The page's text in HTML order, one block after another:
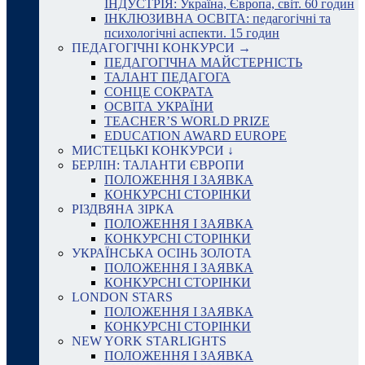
ІНДУСТРІЯ: Україна, Європа, світ. 60 годин
ІНКЛЮЗИВНА ОСВІТА: педагогічні та
психологічні аспекти. 15 годин
ПЕДАГОГІЧНІ КОНКУРСИ →
ПЕДАГОГІЧНА МАЙСТЕРНІСТЬ
ТАЛАНТ ПЕДАГОГА
СОНЦЕ СОКРАТА
ОСВІТА УКРАЇНИ
TEACHER’S WORLD PRIZE
EDUCATION AWARD EUROPE
МИСТЕЦЬКІ КОНКУРСИ ↓
БЕРЛІН: ТАЛАНТИ ЄВРОПИ
ПОЛОЖЕННЯ І ЗАЯВКА
КОНКУРСНІ СТОРІНКИ
РІЗДВЯНА ЗІРКА
ПОЛОЖЕННЯ І ЗАЯВКА
КОНКУРСНІ СТОРІНКИ
УКРАЇНСЬКА ОСІНЬ ЗОЛОТА
ПОЛОЖЕННЯ І ЗАЯВКА
КОНКУРСНІ СТОРІНКИ
LONDON STARS
ПОЛОЖЕННЯ І ЗАЯВКА
КОНКУРСНІ СТОРІНКИ
NEW YORK STARLIGHTS
ПОЛОЖЕННЯ І ЗАЯВКА